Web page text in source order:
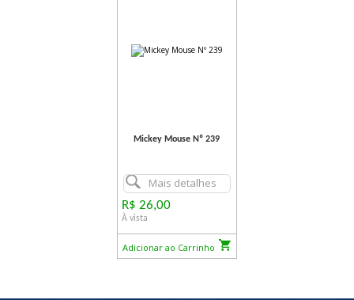
Mickey Mouse Nº 239
Mais detalhes
R$ 26,00
À vista
Adicionar ao Carrinho